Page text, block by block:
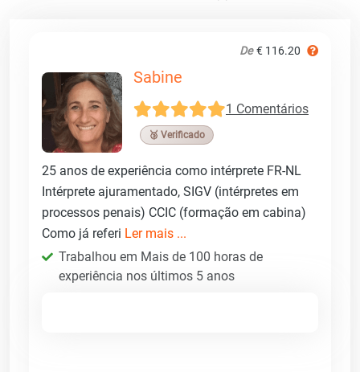
De € 116.20
Sabine
1 Comentários
🥉 Verificado
25 anos de experiência como intérprete FR-NL
Intérprete ajuramentado, SIGV (intérpretes em
processos penais) CCIC (formação em cabina)
Como já referi Ler mais ...
Trabalhou em Mais de 100 horas de
experiência nos últimos 5 anos